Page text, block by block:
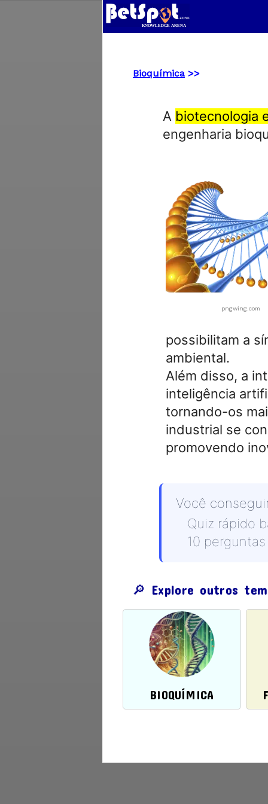
Bioquímica >>
A biotecnologia
engenharia
pngwing.com
possibilitam a
ambiental.
Além disso, a
inteligência
tornando-os
industrial se
promovendo
Você
Quiz rápido
10
🔎 Explore outros
BIOQUÍMICA